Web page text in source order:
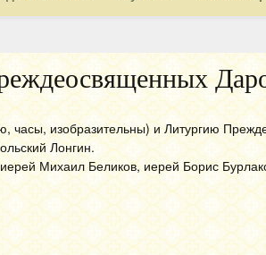
часы, изобразительны) и Литургию
Лонгин.
Михаил Беликов, иерей Борис